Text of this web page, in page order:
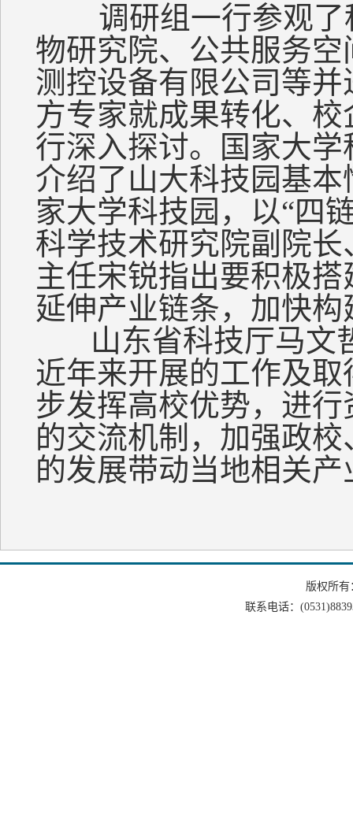
调研组一行参观了
物研究院、公共服务
测控设备有限公司等
方专家就成果转化、
行深入探讨。国家大
介绍了山大科技园基
家大学科技园，以“四
科学技术研究院副院
主任宋锐指出要积极
延伸产业链条，加快
山东省科技厅马文
近年来开展的工作及
步发挥高校优势，进
的交流机制，加强政
的发展带动当地相关
版权所
联系电话：